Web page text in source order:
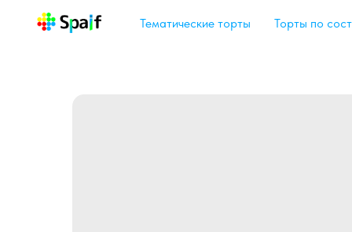
Тематические торты Торты по